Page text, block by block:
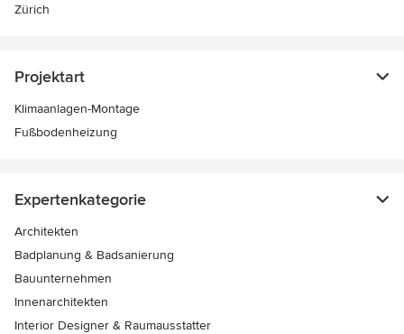
Zürich
Projektart
Klimaanlagen-Montage
Fußbodenheizung
Expertenkategorie
Architekten
Badplanung & Badsanierung
Bauunternehmen
Innenarchitekten
Interior Designer & Raumausstatter